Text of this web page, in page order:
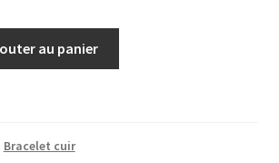
au panier
Bracelet cuir